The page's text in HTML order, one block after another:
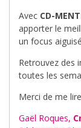
Avec CD-
apporter le
un focus
Retrouvez des
toutes les
Merci de me lire
Gaël Roques,